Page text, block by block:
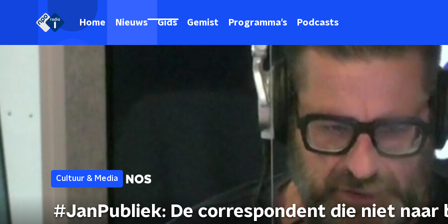
Home Nieuws Gids Gemist Programma's Podcasts
Cultuur & Media
#JanPubliek: De correspondent die niet naar